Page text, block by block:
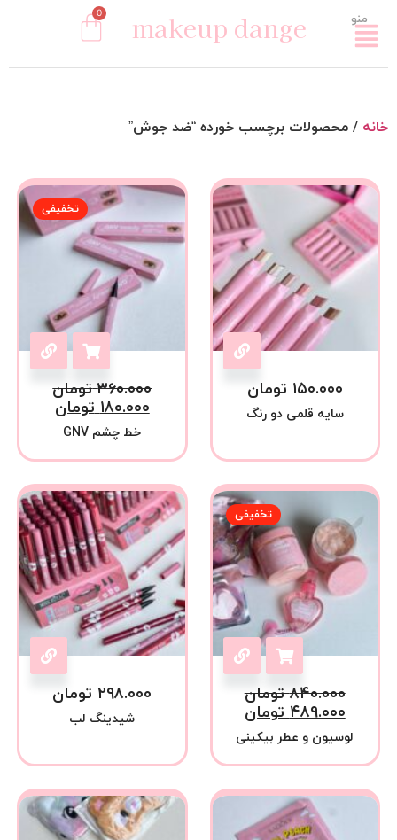
منو makeup dange
0
خانه / محصولات برچسب خورده “ضد جوش”
۱۵۰.۰۰۰ تومان
سایه قلمی دو رنگ
تخفیفی
۳۶۰.۰۰۰ تومان
۱۸۰.۰۰۰ تومان
خط چشم GNV
تخفیفی
۸۴۰.۰۰۰ تومان
۴۸۹.۰۰۰ تومان
لوسیون و عطر بیکینی
۲۹۸.۰۰۰ تومان
شیدینگ لب